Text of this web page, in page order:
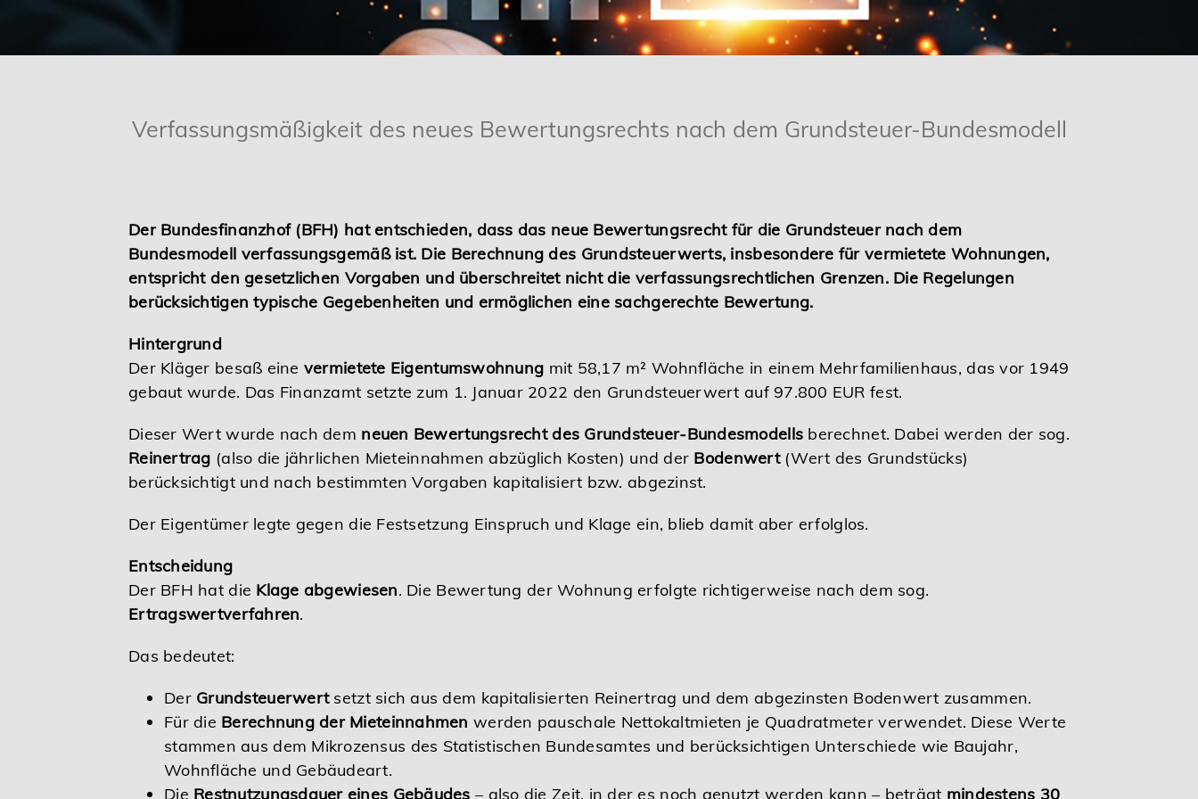
Verfassungsmäßigkeit des neues Bewertungsrechts nach dem Grundsteuer-Bundesmodell
Der Bundesfinanzhof (BFH) hat entschieden, dass das neue Bewertungsrecht für die Grundsteuer nach dem
Bundesmodell verfassungsgemäß ist. Die Berechnung des Grundsteuerwerts, insbesondere für vermietete Wohnungen,
entspricht den gesetzlichen Vorgaben und überschreitet nicht die verfassungsrechtlichen Grenzen. Die Regelungen
berücksichtigen typische Gegebenheiten und ermöglichen eine sachgerechte Bewertung.
Hintergrund
Der Kläger besaß eine vermietete Eigentumswohnung mit 58,17 m² Wohnfläche in einem Mehrfamilienhaus, das vor 1949
gebaut wurde. Das Finanzamt setzte zum 1. Januar 2022 den Grundsteuerwert auf 97.800 EUR fest.
Dieser Wert wurde nach dem neuen Bewertungsrecht des Grundsteuer-Bundesmodells berechnet. Dabei werden der sog.
Reinertrag (also die jährlichen Mieteinnahmen abzüglich Kosten) und der Bodenwert(Wert des Grundstücks)
berücksichtigt und nach bestimmten Vorgaben kapitalisiert bzw. abgezinst.
Der Eigentümer legte gegen die Festsetzung Einspruch und Klage ein, blieb damit aber erfolglos.
Entscheidung
Der BFH hat die Klage abgewiesen. Die Bewertung der Wohnung erfolgte richtigerweise nach dem sog.
Ertragswertverfahren.
Das bedeutet:
Der Grundsteuerwertsetzt sich aus dem kapitalisierten Reinertrag und dem abgezinsten Bodenwert zusammen.
Für die Berechnung der Mieteinnahmen werden pauschale Nettokaltmieten je Quadratmeter verwendet. Diese Werte
stammen aus dem Mikrozensus des Statistischen Bundesamtes und berücksichtigen Unterschiede wie Baujahr,
Wohnfläche und Gebäudeart.
Die Restnutzungsdauer eines Gebäudes – also die Zeit, in der es noch genutzt werden kann – beträgt mindestens 30